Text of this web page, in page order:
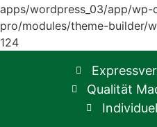
apps/wordpress_03/app/
pro/modules/theme-builder/
124
Qualität